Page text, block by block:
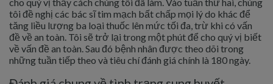
tôi đề nghị các bác sĩ tim mạch bất chấp mọi lý do khác để
tăng liều lượng ba loại thuốc lên mức tối đa, trừ khi có vấn
đề về an toàn. Tôi sẽ trở lại trong một phút để cho quý vị biết
về vấn đề an toàn. Sau đó bệnh nhân được theo dõi trong
những tuần tiếp theo và tiêu chí đánh giá chính là 180 ngày.